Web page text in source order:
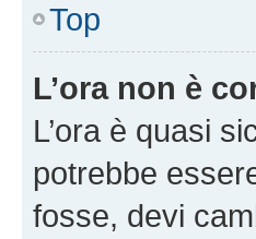
Top
L’ora non è
L’ora è quasi
potrebbe
fosse, devi